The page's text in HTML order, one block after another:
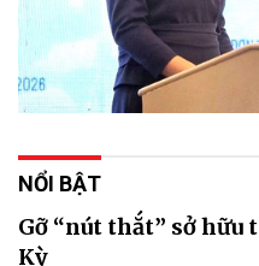
NỔI BẬT
Gỡ “nút thắt” sở hữu
Kỳ